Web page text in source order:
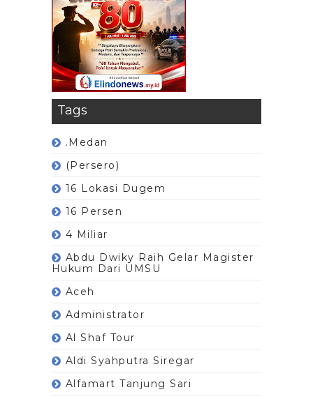
Tags
.Medan
(Persero)
16 Lokasi Dugem
16 Persen
4 Miliar
Abdu Dwiky Raih Gelar Magister
Hukum Dari UMSU
Aceh
Administrator
Al Shaf Tour
Aldi Syahputra Siregar
Alfamart Tanjung Sari